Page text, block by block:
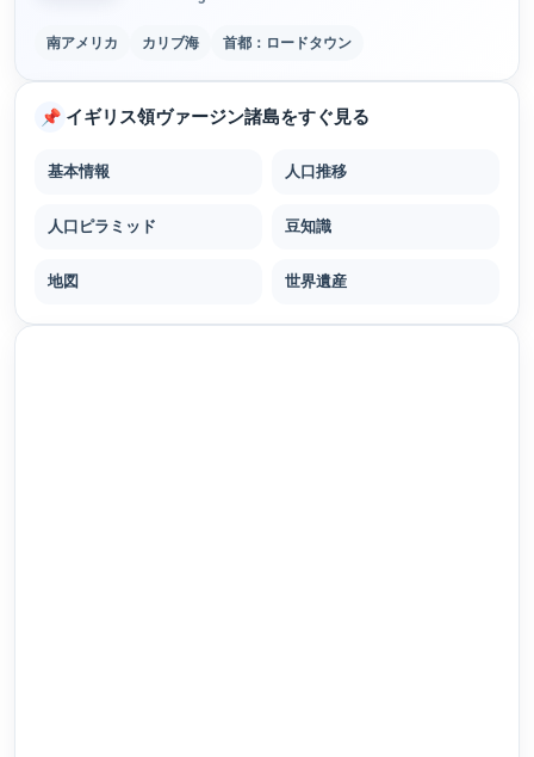
南アメリカ カリブ海 首都：ロードタウン
📌 イギリス領ヴァージン諸島をすぐ見る
基本情報 人口推移
人口ピラミッド 豆知識
地図 世界遺産